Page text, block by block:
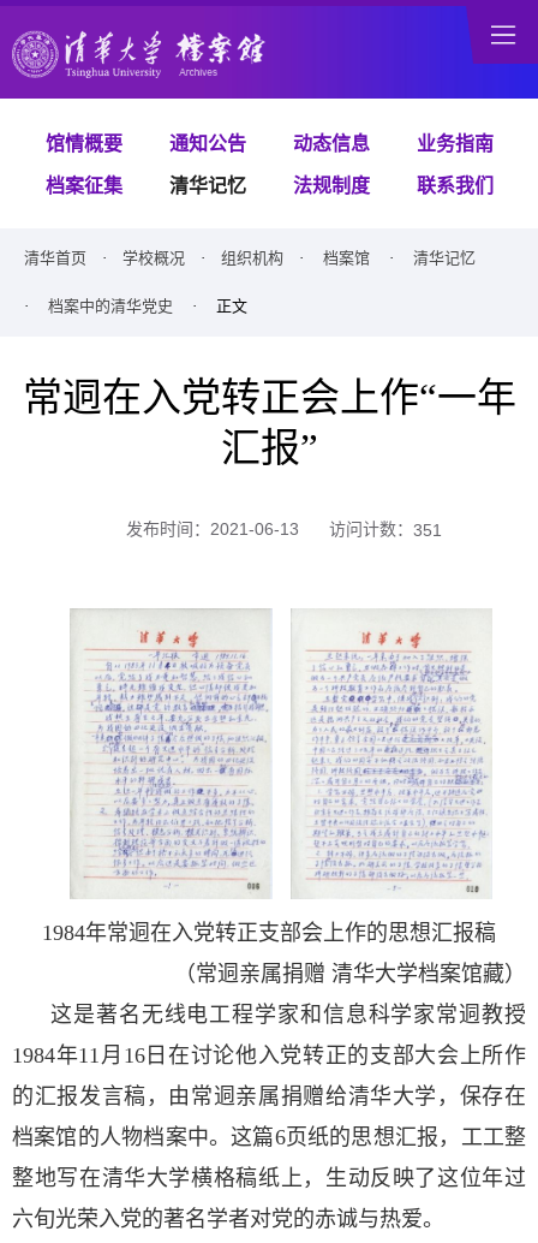
馆情概要 通知公告 动态信息 业务指南
档案征集 清华记忆 法规制度 联系我们
清华首页 · 学校概况 · 组织机构 · 档案馆 · 清华记忆
· 档案中的清华党史 · 正文
常迵在入党转正会上作“一年
汇报”
发布时间：2021-06-13 访问计数： 351
1984年常迵在入党转正支部会上作的思想汇报稿
（常迵亲属捐赠 清华大学档案馆藏）
这是著名无线电工程学家和信息科学家常迵教授
1984年11月16日在讨论他入党转正的支部大会上所作
的汇报发言稿，由常迵亲属捐赠给清华大学，保存在
档案馆的人物档案中。这篇6页纸的思想汇报，工工整
整地写在清华大学横格稿纸上，生动反映了这位年过
六旬光荣入党的著名学者对党的赤诚与热爱。